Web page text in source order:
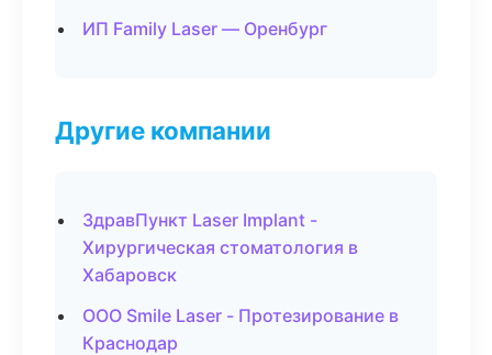
ИП Family Laser — Оренбург
Другие компании
ЗдравПункт Laser Implant -
Хирургическая стоматология в
Хабаровск
ООО Smile Laser - Протезирование в
Краснодар